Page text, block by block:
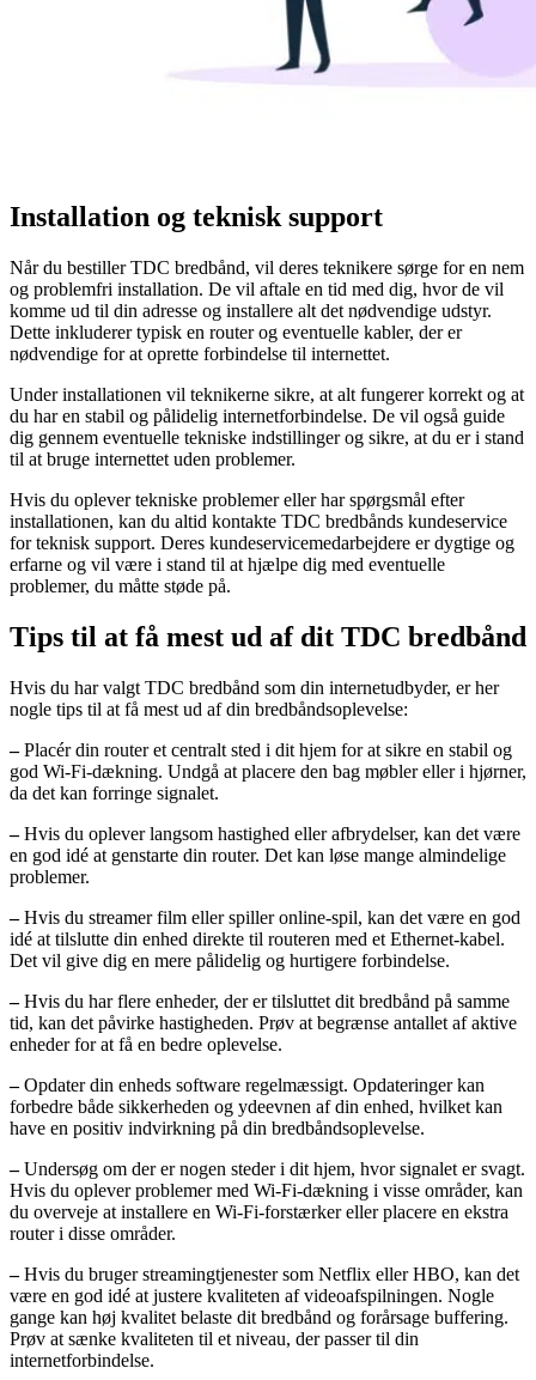
Installation og teknisk support
Når du bestiller TDC bredbånd, vil deres teknikere sørge for en nem
og problemfri installation. De vil aftale en tid med dig, hvor de vil
komme ud til din adresse og installere alt det nødvendige udstyr.
Dette inkluderer typisk en router og eventuelle kabler, der er
nødvendige for at oprette forbindelse til internettet.
Under installationen vil teknikerne sikre, at alt fungerer korrekt og at
du har en stabil og pålidelig internetforbindelse. De vil også guide
dig gennem eventuelle tekniske indstillinger og sikre, at du er i stand
til at bruge internettet uden problemer.
Hvis du oplever tekniske problemer eller har spørgsmål efter
installationen, kan du altid kontakte TDC bredbånds kundeservice
for teknisk support. Deres kundeservicemedarbejdere er dygtige og
erfarne og vil være i stand til at hjælpe dig med eventuelle
problemer, du måtte støde på.
Tips til at få mest ud af dit TDC bredbånd
Hvis du har valgt TDC bredbånd som din internetudbyder, er her
nogle tips til at få mest ud af din bredbåndsoplevelse:
–Placér din router et centralt sted i dit hjem for at sikre en stabil og
god Wi-Fi-dækning. Undgå at placere den bag møbler eller i hjørner,
da det kan forringe signalet.
–Hvis du oplever langsom hastighed eller afbrydelser, kan det være
en god idé at genstarte din router. Det kan løse mange almindelige
problemer.
–Hvis du streamer film eller spiller online-spil, kan det være en god
idé at tilslutte din enhed direkte til routeren med et Ethernet-kabel.
Det vil give dig en mere pålidelig og hurtigere forbindelse.
–Hvis du har flere enheder, der er tilsluttet dit bredbånd på samme
tid, kan det påvirke hastigheden. Prøv at begrænse antallet af aktive
enheder for at få en bedre oplevelse.
–Opdater din enheds software regelmæssigt. Opdateringer kan
forbedre både sikkerheden og ydeevnen af din enhed, hvilket kan
have en positiv indvirkning på din bredbåndsoplevelse.
–Undersøg om der er nogen steder i dit hjem, hvor signalet er svagt.
Hvis du oplever problemer med Wi-Fi-dækning i visse områder, kan
du overveje at installere en Wi-Fi-forstærker eller placere en ekstra
router i disse områder.
–Hvis du bruger streamingtjenester som Netflix eller HBO, kan det
være en god idé at justere kvaliteten af videoafspilningen. Nogle
gange kan høj kvalitet belaste dit bredbånd og forårsage buffering.
Prøv at sænke kvaliteten til et niveau, der passer til din
internetforbindelse.